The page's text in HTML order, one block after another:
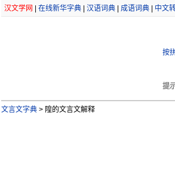
汉文学网 在线新华字典| 汉语词典| 成语词典| 中文
按
提
文言文字典 >隍的文言文解释